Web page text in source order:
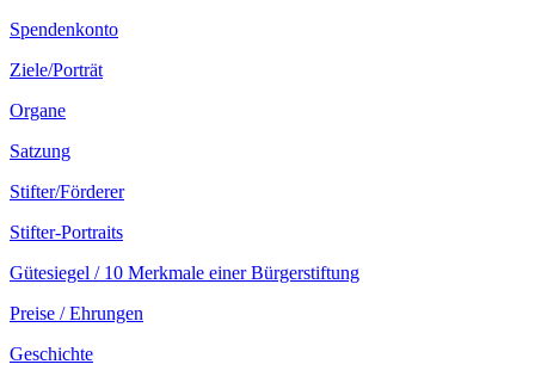
Spendenkonto
Ziele/Porträt
Organe
Satzung
Stifter/Förderer
Stifter-Portraits
Gütesiegel / 10 Merkmale einer Bürgerstiftung
Preise / Ehrungen
Geschichte